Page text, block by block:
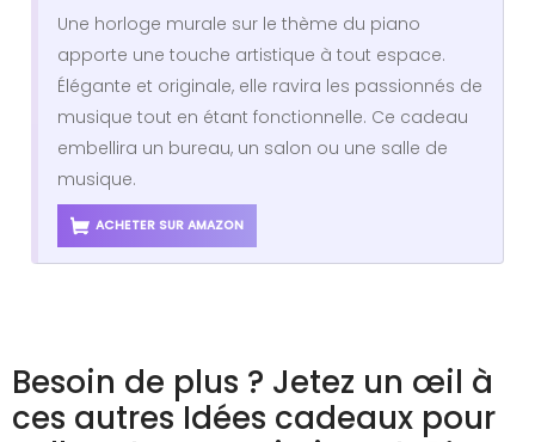
Une horloge murale sur le thème du piano
apporte une touche artistique à tout espace.
Élégante et originale, elle ravira les passionnés de
musique tout en étant fonctionnelle. Ce cadeau
embellira un bureau, un salon ou une salle de
musique.
ACHETER SUR AMAZON
Besoin de plus ? Jetez un œil à
ces autres Idées cadeaux pour